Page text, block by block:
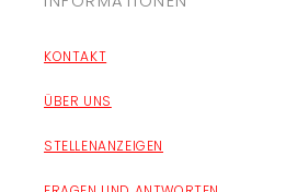
KONTAKT
ÜBER UNS
STELLENANZEIGEN